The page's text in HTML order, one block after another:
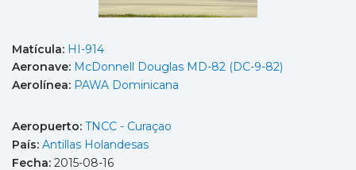
Matícula: HI-914
Aeronave: McDonnell Douglas MD-82 (DC-9-82)
Aerolínea: PAWA Dominicana
Aeropuerto: TNCC - Curaçao
País: Antillas Holandesas
Fecha: 2015-08-16